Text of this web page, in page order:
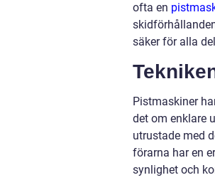
ofta en
säker för alla
Pistmaskiner
det om enklare
utrustade med
förarna har en
synlighet och